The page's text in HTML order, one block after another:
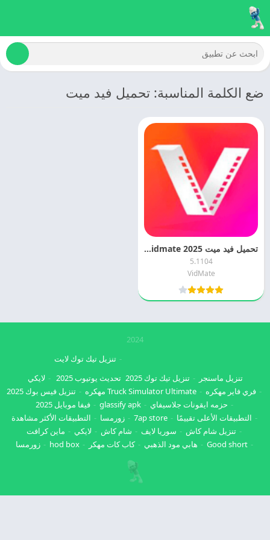
ضع الكلمة المناسبة: تحميل فيد ميت
تحميل فيد ميت 2025 Vidmate مهكر اخر اصدار مجانا
5.1104
VidMate
2024
تنزيل ماسنجر تنزيل تيك توك 2025
تنزيل تيك توك لايت
تحديث يوتيوب 2025
لايكي
فري فاير مهكره
Truck Simulator Ultimate مهكره
تنزيل فيس بوك 2025
حزمه ايقونات جلاسيفاي
glassify apk
فيفا موبايل 2025
التطبيقات الأعلى تقييمًا
7ap store زورمسا
التطبيقات الأكثر مشاهدة
تنزيل شام كاش
سوريا لايف شام كاش لايكي
ماين كرافت
Good short
هابي مود الذهبي كاب كات مهكر hod box زورمسا